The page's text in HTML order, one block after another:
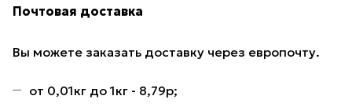
Почтовая доставка
Вы можете заказать доставку через европочту.
от 0,01кг до 1кг - 8,79р;